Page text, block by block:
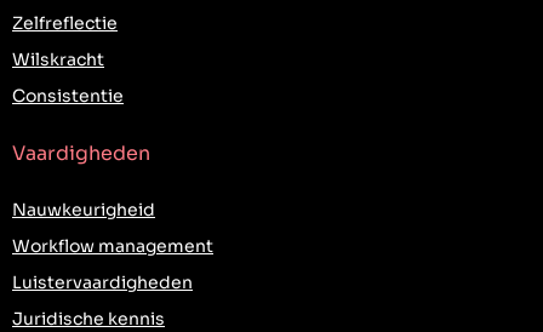
Zelfreflectie
Wilskracht
Consistentie
Vaardigheden
Nauwkeurigheid
Workflow management
Luistervaardigheden
Juridische kennis